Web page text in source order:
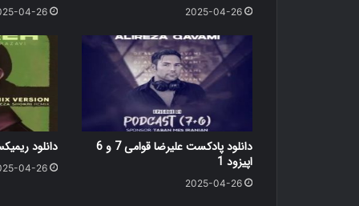
2025-04-26
04-26
دانلود پادکست علیرضا قوامی 7 و 6
اپیزود 1
2025-04-26
دانلود
04-26